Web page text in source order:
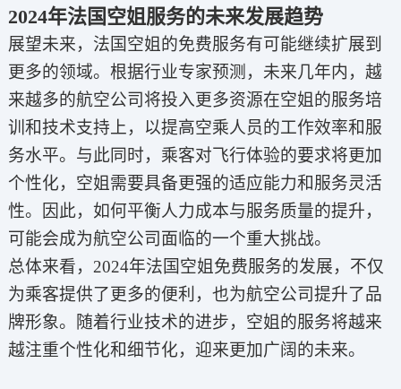
2024年法国空姐服务的未来发展趋势
展望未来，法国空姐的免费服务有可能继续扩展到
更多的领域。根据行业专家预测，未来几年内，越
来越多的航空公司将投入更多资源在空姐的服务培
训和技术支持上，以提高空乘人员的工作效率和服
务水平。与此同时，乘客对飞行体验的要求将更加
个性化，空姐需要具备更强的适应能力和服务灵活
性。因此，如何平衡人力成本与服务质量的提升，
可能会成为航空公司面临的一个重大挑战。
总体来看，2024年法国空姐免费服务的发展，不仅
为乘客提供了更多的便利，也为航空公司提升了品
牌形象。随着行业技术的进步，空姐的服务将越来
越注重个性化和细节化，迎来更加广阔的未来。